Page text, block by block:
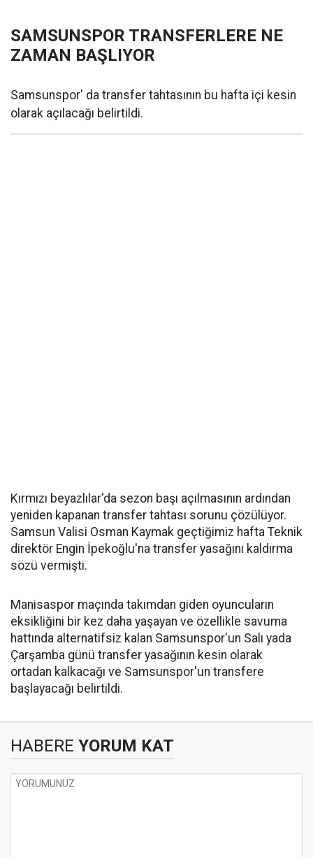
SAMSUNSPOR TRANSFERLERE NE
ZAMAN BAŞLIYOR
Samsunspor' da transfer tahtasının bu hafta içi kesin
olarak açılacağı belirtildi.
Kırmızı beyazlılar'da sezon başı açılmasının ardından
yeniden kapanan transfer tahtası sorunu çözülüyor.
Samsun Valisi Osman Kaymak geçtiğimiz hafta Teknik
direktör Engin İpekoğlu'na transfer yasağını kaldırma
sözü vermişti.
Manisaspor maçında takımdan giden oyuncuların
eksikliğini bir kez daha yaşayan ve özellikle savuma
hattında alternatifsiz kalan Samsunspor'un Salı yada
Çarşamba günü transfer yasağının kesin olarak
ortadan kalkacağı ve Samsunspor'un transfere
başlayacağı belirtildi.
HABERE YORUM KAT